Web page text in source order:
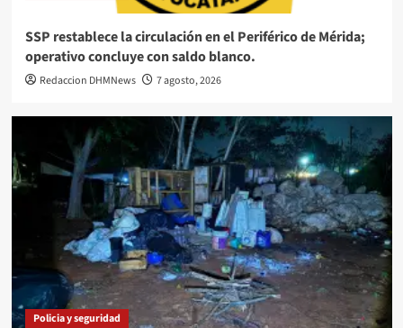
SSP restablece la circulación en el Periférico de Mérida;
operativo concluye con saldo blanco.
Redaccion DHMNews 7 agosto, 2026
Policia y seguridad